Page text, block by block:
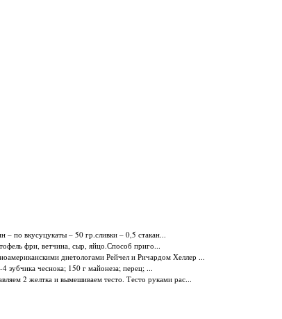
– по вкусуцукаты – 50 гр.сливки – 0,5 стакан...
фри, ветчина, сыр, яйцо.Способ приго...
дие­тологами Рейчел и Ричардом Хеллер ...
чеснока; 150 г майонеза; перец; ...
2 желтка и вымешиваем тесто. Тесто руками рас...